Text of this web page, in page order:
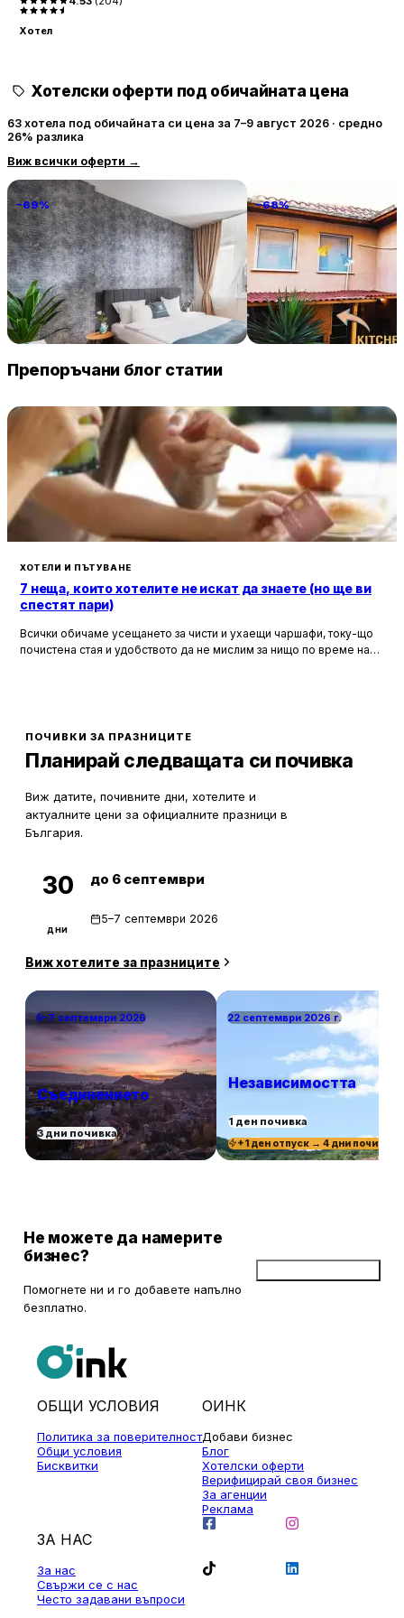
Хотел
Хотелски оферти под обичайната цена
63 хотела под обичайната си цена за 7–9 август 2026 · средно
26% разлика
Виж всички оферти →
−69%
National Palace Of Culture 1 Step
Away!
София 235 € / нощувка
−68%
PIJAMA HOUSE
Пловдив 32
Препоръчани блог статии
ХОТЕЛИ И ПЪТУВАНЕ
7 неща, които хотелите не искат да знаете (но ще ви
спестят пари)
Всички обичаме усещането за чисти и ухаещи чаршафи, току-що
почистена стая и удобството да не мислим за нищо по време на
ПОЧИВКИ ЗА ПРАЗНИЦИТЕ
Планирай следващата си почивка
Виж датите, почивните дни, хотелите и
актуалните цени за официалните празници в
България.
30
дни
до 6 септември
5–7 септември 2026
Виж хотелите за празниците
5–7 септември 2026
Съединението
3 дни почивка
22 септември 2026 г.
Независимостта
1 ден почивка
+1 ден отпуск → 4 дни почивка
Не можете да намерите
бизнес?
Помогнете ни и го добавете напълно
безплатно.
ОБЩИ УСЛОВИЯ
Политика за поверителност
Общи условия
Бисквитки
ОИНК
Добави бизнес
Блог
Хотелски оферти
Верифицирай своя бизнес
За агенции
Реклама
ЗА НАС
За нас
Свържи се с нас
Често задавани въпроси